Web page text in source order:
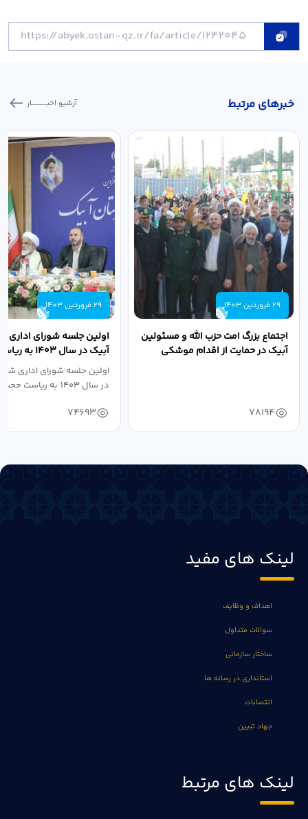
خبر‌های مرتبط آرشیو اخبـــــــــــار
29 فروردین 1403
اجتماع بزرگ امت حزب الله و مسئولین
آبیک در حمایت از اقدام موشکی
78194
29 فروردین 1403
اولین جلسه شورای اداری
آبیک در سال
اله مددخانی...
اولین جلسه شورای اداری
در سال ۱۴۰۳ به ریاست حجت اله...
74693
لینک های مفید
اهداف و وظایف
سوالات متداول
ساختار سازمانی
استانداری در رسانه ها
انتصابات
جهاد تبیین
لینک های مرتبط